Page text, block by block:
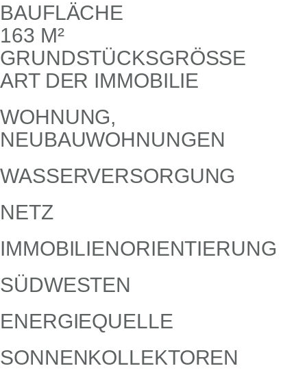
BAUFLÄCHE
163 M²
GRUNDSTÜCKSGRÖSSE
ART DER IMMOBILIE
WOHNUNG,
NEUBAUWOHNUNGEN
WASSERVERSORGUNG
NETZ
IMMOBILIENORIENTIERUNG
SÜDWESTEN
ENERGIEQUELLE
SONNENKOLLEKTOREN